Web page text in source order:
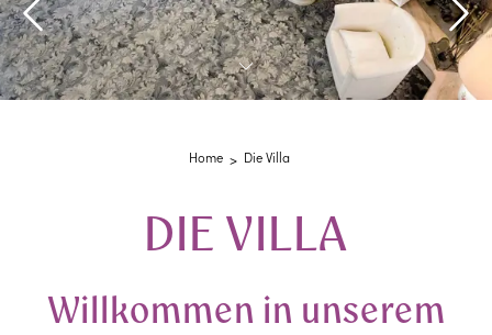
Home Die Villa
DIE VILLA
Willkommen in unserem